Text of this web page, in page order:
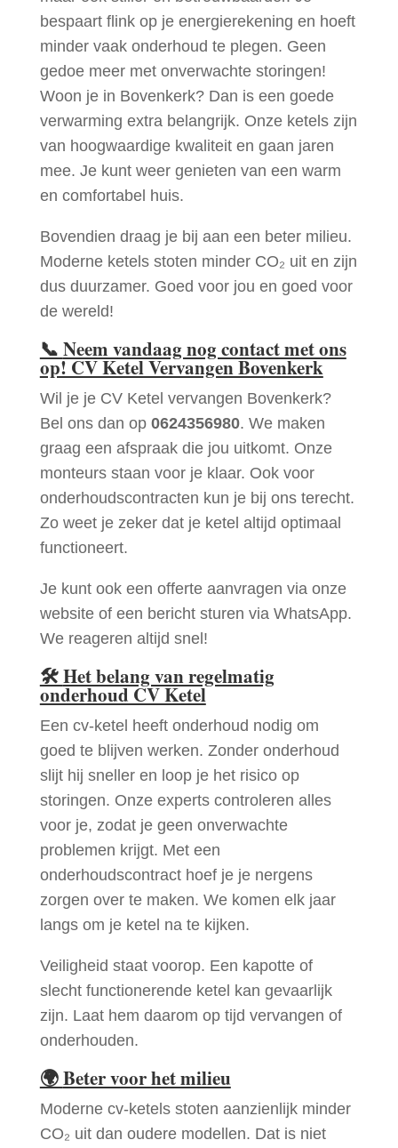
bespaart flink op je energierekening en hoeft
minder vaak onderhoud te plegen. Geen
gedoe meer met onverwachte storingen!
Woon je in Bovenkerk? Dan is een goede
verwarming extra belangrijk. Onze ketels zijn
van hoogwaardige kwaliteit en gaan jaren
mee. Je kunt weer genieten van een warm
en comfortabel huis.
Bovendien draag je bij aan een beter milieu.
Moderne ketels stoten minder CO₂ uit en zijn
dus duurzamer. Goed voor jou en goed voor
de wereld!
📞 Neem vandaag nog contact met ons
op! CV Ketel Vervangen Bovenkerk
Wil je je CV Ketel vervangen Bovenkerk?
Bel ons dan op 0624356980. We maken
graag een afspraak die jou uitkomt. Onze
monteurs staan voor je klaar. Ook voor
onderhoudscontracten kun je bij ons terecht.
Zo weet je zeker dat je ketel altijd optimaal
functioneert.
Je kunt ook een offerte aanvragen via onze
website of een bericht sturen via WhatsApp.
We reageren altijd snel!
🛠Het belang van regelmatig
onderhoud CV Ketel
Een cv-ketel heeft onderhoud nodig om
goed te blijven werken. Zonder onderhoud
slijt hij sneller en loop je het risico op
storingen. Onze experts controleren alles
voor je, zodat je geen onverwachte
problemen krijgt. Met een
onderhoudscontract hoef je je nergens
zorgen over te maken. We komen elk jaar
langs om je ketel na te kijken.
Veiligheid staat voorop. Een kapotte of
slecht functionerende ketel kan gevaarlijk
zijn. Laat hem daarom op tijd vervangen of
onderhouden.
🌍Beter voor het milieu
Moderne cv-ketels stoten aanzienlijk minder
CO₂ uit dan oudere modellen. Dat is niet